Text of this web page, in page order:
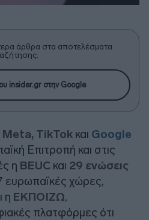
άρθρα στα αποτελέσματα
insider.gr στην Google
Meta, TikTok και Google
Επιτροπή και στις
η BEUC και 29 ενώσεις
ευρωπαϊκές χώρες,
η ΕΚΠΟΙΖΩ,
πλατφόρμες ότι